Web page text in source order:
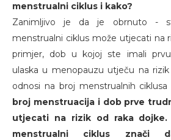
menstrualni ciklus i kako?
Zanimljivo je da je obrnuto -
menstrualni ciklus može utjecati na
primjer, dob u kojoj ste imali
ulaska u menopauzu utječu na
odnosi na broj menstrualnih
broj menstruacija i dob prve
utjecati na rizik od raka
menstrualni ciklus znači